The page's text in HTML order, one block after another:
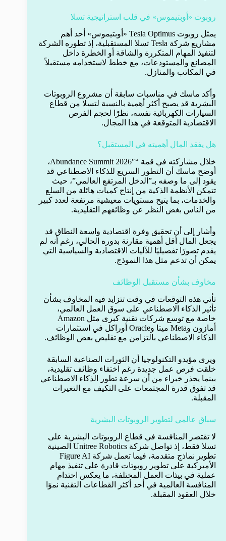
روبوت «أوبتيموس» في قلب استراتيجية تسلا
يمثل روبوت Tesla Optimus «أوبتيموس» أحد أهم
مشاريع شركة Tesla تسلا المستقبلية، إذ تطوره الشركة
لتنفيذ المهام المتكررة والشاقة أو الخطرة داخل
المصانع والمستودعات، مع خطط لاستخدامه مستقبلاً
في المكاتب والمنازل.
وأكد ماسك في مناسبات سابقة أن مشروع الروبوتات
البشرية قد يصبح أكثر أهمية بالنسبة لتسلا من قطاع
السيارات الكهربائية نفسه، نظرًا لحجم الفرص
الاقتصادية المتوقعة في هذا المجال.
هل يفقد المال أهميته في المستقبل؟
خلال مشاركته في قمة “Abundance Summit 2026″،
أوضح ماسك أن التطور السريع للذكاء الاصطناعي قد
يقود إلى ما وصفه بـ”الدخل المرتفع العالمي”، حيث
تتمكن الأنظمة الذكية من إنتاج كميات هائلة من السلع
والخدمات، بما يتيح مستويات معيشية مرتفعة لعدد كبير
من الناس بغض النظر عن وظائفهم التقليدية.
وأشار إلى أن تحقيق وفرة اقتصادية واسعة النطاق قد
يجعل المال أقل أهمية مقارنة بدوره الحالي، رغم أنه لم
يقدم تصورًا تفصيليًا للآليات الاقتصادية والسياسية التي
يمكن أن تدعم مثل هذا النموذج.
مخاوف بشأن مستقبل الوظائف
تأتي هذه التوقعات في وقت تتزايد فيه المخاوف بشأن
تأثير الذكاء الاصطناعي على سوق العمل العالمي،
خاصة مع توسع شركات تقنية كبرى مثل Amazon
أمازون وMeta ميتا وOracle أوراكل في استثمارات
الذكاء الاصطناعي بالتزامن مع تقليص بعض الوظائف.
ويرى مؤيدو التكنولوجيا أن الثورات الصناعية السابقة
خلقت فرص عمل جديدة رغم اختفاء وظائف تقليدية،
بينما يحذر خبراء من أن سرعة تطور الذكاء الاصطناعي
قد تفوق قدرة المجتمعات على التكيف مع التغيرات
المقبلة.
سباق عالمي لتطوير الروبوتات البشرية
لا تقتصر المنافسة في قطاع الروبوتات البشرية على
تسلا فقط، إذ تواصل شركة Unitree Robotics الصينية
تطوير نماذج متقدمة، فيما تعمل شركة Figure AI
الأميركية على تطوير روبوتات قادرة على تنفيذ مهام
عملية في بيئات العمل المختلفة، ما يعكس احتدام
المنافسة العالمية في أحد أكثر القطاعات التقنية نموًا
خلال العقود المقبلة.